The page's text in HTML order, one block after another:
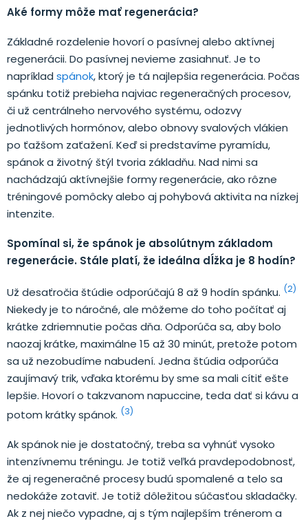
Aké formy môže mať regenerácia?
Základné rozdelenie hovorí o pasívnej alebo aktívnej
regenerácii. Do pasívnej nevieme zasiahnuť. Je to
napríklad spánok, ktorý je tá najlepšia regenerácia. Počas
spánku totiž prebieha najviac regeneračných procesov,
či už centrálneho nervového systému, odozvy
jednotlivých hormónov, alebo obnovy svalových vlákien
po ťažšom zaťažení. Keď si predstavíme pyramídu,
spánok a životný štýl tvoria základňu. Nad nimi sa
nachádzajú aktívnejšie formy regenerácie, ako rôzne
tréningové pomôcky alebo aj pohybová aktivita na nízkej
intenzite.
Spomínal si, že spánok je absolútnym základom
regenerácie. Stále platí, že ideálna dĺžka je 8 hodín?
Už desaťročia štúdie odporúčajú 8 až 9 hodín spánku. (2)
Niekedy je to náročné, ale môžeme do toho počítať aj
krátke zdriemnutie počas dňa. Odporúča sa, aby bolo
naozaj krátke, maximálne 15 až 30 minút, pretože potom
sa už nezobudíme nabudení. Jedna štúdia odporúča
zaujímavý trik, vďaka ktorému by sme sa mali cítiť ešte
lepšie. Hovorí o takzvanom napuccine, teda dať si kávu a
potom krátky spánok. (3)
Ak spánok nie je dostatočný, treba sa vyhnúť vysoko
intenzívnemu tréningu. Je totiž veľká pravdepodobnosť,
že aj regeneračné procesy budú spomalené a telo sa
nedokáže zotaviť. Je totiž dôležitou súčasťou skladačky.
Ak z nej niečo vypadne, aj s tým najlepším trénerom a